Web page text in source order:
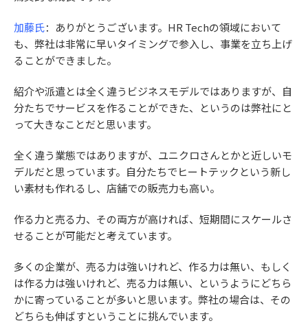
加藤氏：ありがとうございます。HR Techの領域において
も、弊社は非常に早いタイミングで参入し、事業を立ち上げ
ることができました。
紹介や派遣とは全く違うビジネスモデルではありますが、自
分たちでサービスを作ることができた、というのは弊社にと
って大きなことだと思います。
全く違う業態ではありますが、ユニクロさんとかと近しいモ
デルだと思っています。自分たちでヒートテックという新し
い素材も作れるし、店舗での販売力も高い。
作る力と売る力、その両方が高ければ、短期間にスケールさ
せることが可能だと考えています。
多くの企業が、売る力は強いけれど、作る力は無い、もしく
は作る力は強いけれど、売る力は無い、というようにどちら
かに寄っていることが多いと思います。弊社の場合は、その
どちらも伸ばすということに挑んでいます。